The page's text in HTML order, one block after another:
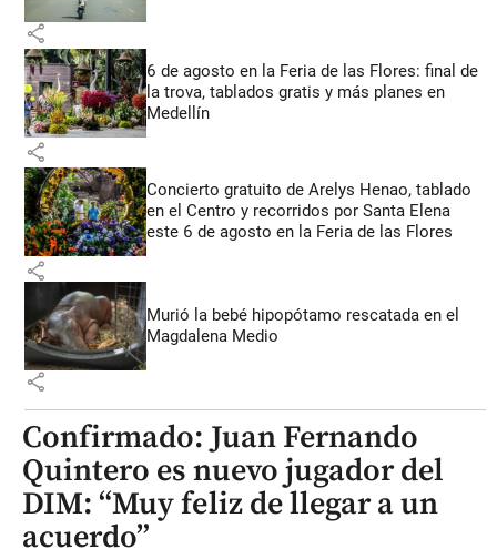
share
6 de agosto en la Feria de las Flores: final de
la trova, tablados gratis y más planes en
Medellín
share
Concierto gratuito de Arelys Henao, tablado
en el Centro y recorridos por Santa Elena
este 6 de agosto en la Feria de las Flores
share
Murió la bebé hipopótamo rescatada en el
Magdalena Medio
share
Confirmado: Juan Fernando
Quintero es nuevo jugador del
DIM: “Muy feliz de llegar a un
acuerdo”